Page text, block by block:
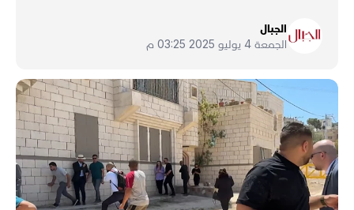
الجبال
الجمعة 4 يوليو 2025 03:25 م